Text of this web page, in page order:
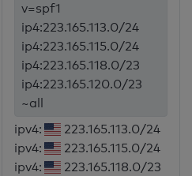
v=spf1
ip4:223.165.113.0/24
ip4:223.165.115.0/24
ip4:223.165.118.0/23
ip4:223.165.120.0/23
~all
ipv4:
223.165.113.0/24
ipv4:
223.165.115.0/24
ipv4:
223.165.118.0/23